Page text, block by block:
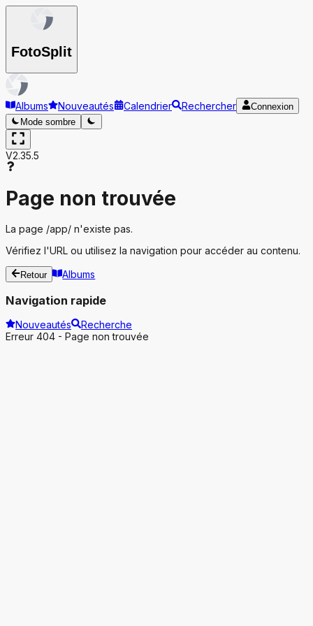
FotoSplit
Albums Nouveautés Calendrier Rechercher
Connexion
Mode sombre
V2.35.5
Page non trouvée
La page /app/ n'existe pas.
Vérifiez l'URL ou utilisez la navigation pour accéder au contenu.
Retour Albums
Navigation rapide
Nouveautés
Recherche
Erreur 404 - Page non trouvée